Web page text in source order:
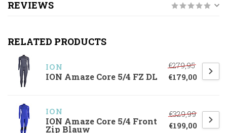
REVIEWS
RELATED PRODUCTS
ION
ION Amaze Core 5/4 FZ DL
€279,95
€179,00
ION
ION Amaze Core 5/4 Front
Zip Blauw
€329,99
€199,00